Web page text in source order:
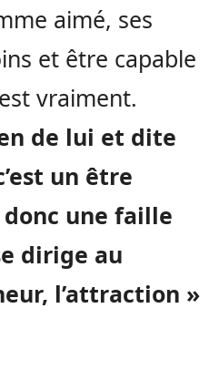
aimé, ses
et être capable
vraiment.
de lui et dite
un être
donc une faille
dirige au
l’attraction »